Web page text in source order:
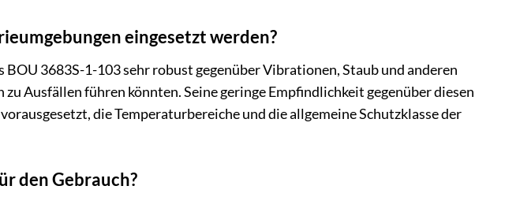
eingesetzt werden?
BOU 3683S-1-103 sehr robust gegenüber Vibrationen, Staub und anderen
Ausfällen führen könnten. Seine geringe Empfindlichkeit gegenüber diesen
die Temperaturbereiche und die allgemeine Schutzklasse der
den Gebrauch?